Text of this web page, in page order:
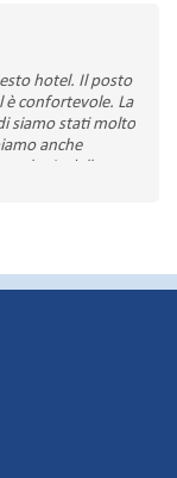
hotel. Il posto
confortevole. La
siamo stati molto
anche
sia della
cordiale e